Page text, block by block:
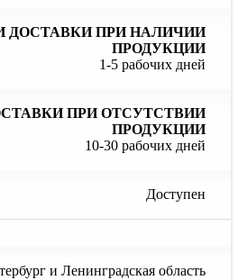
1-5 рабочих дней
10-30 рабочих дней
Доступен
и Ленинградская область